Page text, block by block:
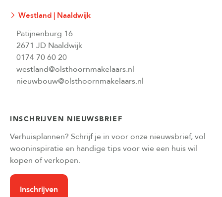
Westland | Naaldwijk
Patijnenburg 16
2671 JD Naaldwijk
0174 70 60 20
westland@olsthoornmakelaars.nl
nieuwbouw@olsthoornmakelaars.nl
INSCHRIJVEN NIEUWSBRIEF
Verhuisplannen? Schrijf je in voor onze nieuwsbrief, vol
wooninspiratie en handige tips voor wie een huis wil
kopen of verkopen.
Inschrijven